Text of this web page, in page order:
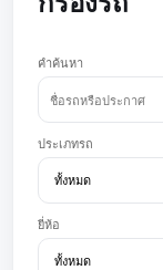
คำค้นหา
ประเภทรถ
ยี่ห้อ